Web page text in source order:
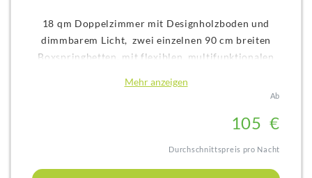
18 qm Doppelzimmer mit Designholzboden und
dimmbarem Licht, zwei einzelnen 90 cm breiten
Boxspringbetten, mit flexiblen, multifunktionalen
Schreibtisch, Minibar, Phillips Ambilight Flatscreen
fugenlosem Bad mit Regendusche, Klimaanlage
Mehr anzeigen
Ab
105 €
Durchschnittspreis pro Nacht